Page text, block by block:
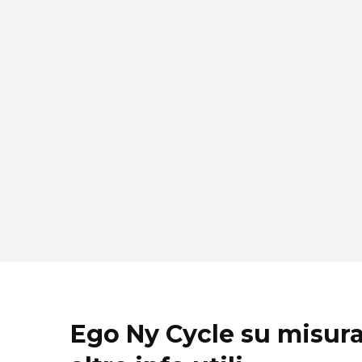
Ego Ny Cycle su